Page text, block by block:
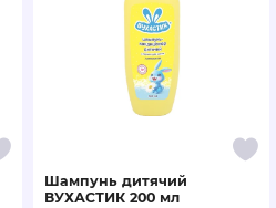
Шампунь дитячий
ВУХАСТИК 200 мл